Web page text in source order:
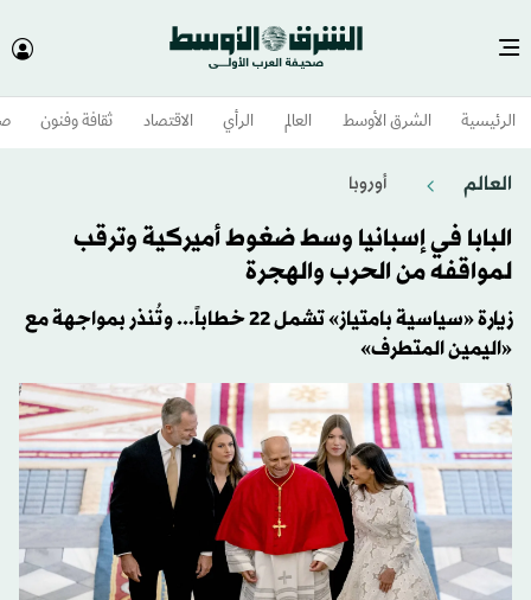
الرئيسية الشرق الأوسط​ العالم الرأي الاقتصاد ثقافة وفنون
العالم أوروبا
البابا في إسبانيا وسط ضغوط أميركية وترقب
لمواقفه من الحرب والهجرة
زيارة «سياسية بامتياز» تشمل 22 خطاباً... وتُنذر بمواجهة مع
«اليمين المتطرف»